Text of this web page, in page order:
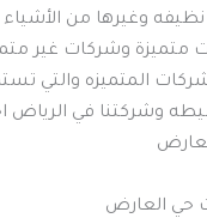
نظيفه وغيرها من
متميزة وشركات غير
المتميزه والتي
وشركتنا في الرياض
حي العارض